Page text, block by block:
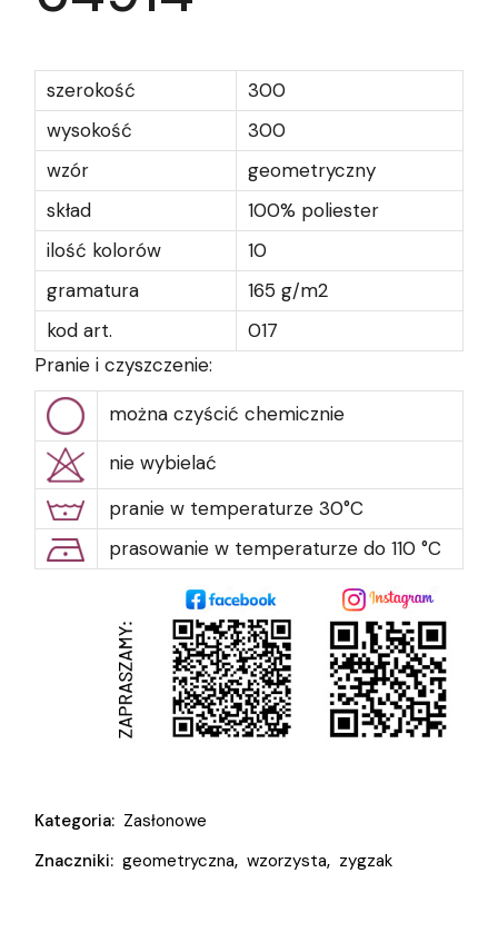
szerokość
300
wysokość
300
wzór
geometryczny
skład
100% poliester
ilość kolorów
10
gramatura
165 g/m2
kod art.
017
Pranie i czyszczenie:
można czyścić chemicznie
nie wybielać
pranie w temperaturze 30°C
prasowanie w temperaturze do 110 °C
Kategoria: Zasłonowe
Znaczniki: geometryczna, wzorzysta, zygzak